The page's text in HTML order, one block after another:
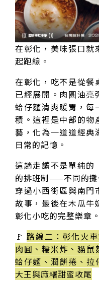
在彰化，美味張口就
起跑線。
在彰化，吃不是從餐
已經展開。肉圓油亮
蛤仔麵清爽暖胃，每
積。這裡是中部的物
藝，化為一道道經典
日常的記憶。
這趟走讀不是單純的
的排班制——不同的
穿過小西街區與南門
故事，最後在木瓜牛
彰化小吃的完整樂章。
🚩路線二：彰化火
肉圓、糯米炸、貓
蛤仔麵、潤餅捲、
大王與麻糬甜蜜收尾